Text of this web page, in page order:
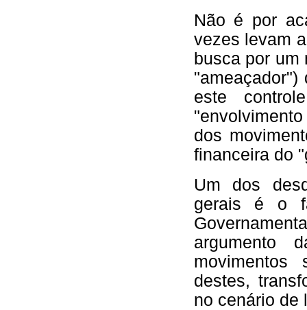
Não é por
vezes levam
busca por um
"ameaçador")
este
dos
financeira do
Um dos
gerais é o
argumento
destes,
no cenário de